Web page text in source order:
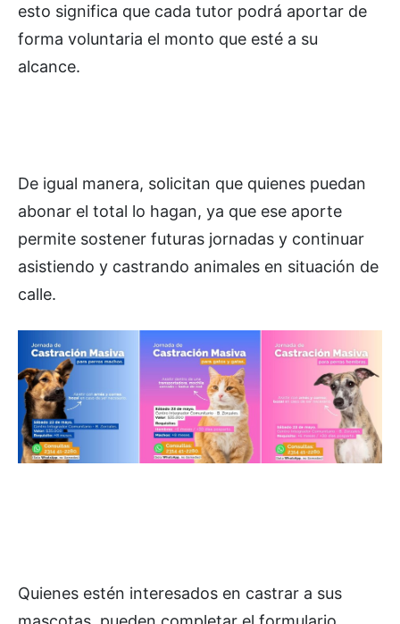
esto significa que cada tutor podrá aportar de
forma voluntaria el monto que esté a su
alcance.
De igual manera, solicitan que quienes puedan
abonar el total lo hagan, ya que ese aporte
permite sostener futuras jornadas y continuar
asistiendo y castrando animales en situación de
calle.
Quienes estén interesados en castrar a sus